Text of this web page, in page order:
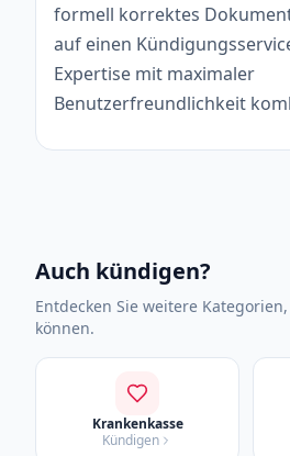
formell korrektes
auf einen
Expertise mit maximaler
Benutzerfreundlichkeit
Auch kündigen?
Entdecken Sie weitere
können.
Krankenkasse
Kündigen